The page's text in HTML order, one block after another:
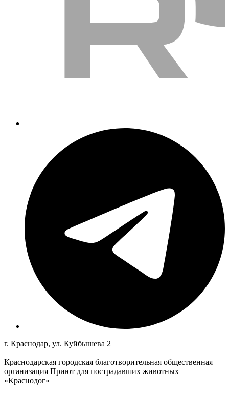
г. Краснодар, ул. Куйбышева 2
Краснодарская городская благотворительная общественная
организация Приют для пострадавших животных
«Краснодог»